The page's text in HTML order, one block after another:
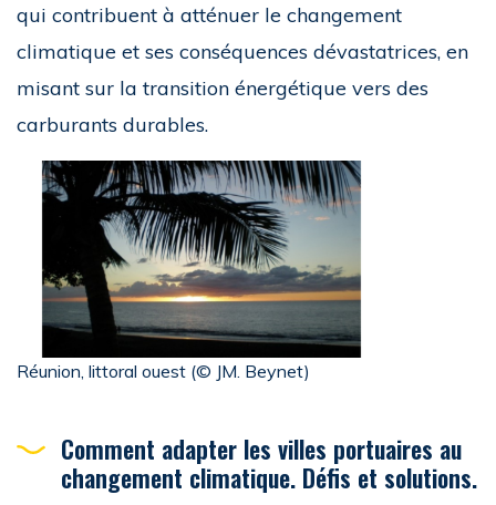
qui contribuent à atténuer le changement
climatique et ses conséquences dévastatrices, en
misant sur la transition énergétique vers des
carburants durables.
Réunion, littoral ouest (© JM. Beynet)
Comment adapter les villes portuaires au
changement climatique. Défis et solutions.